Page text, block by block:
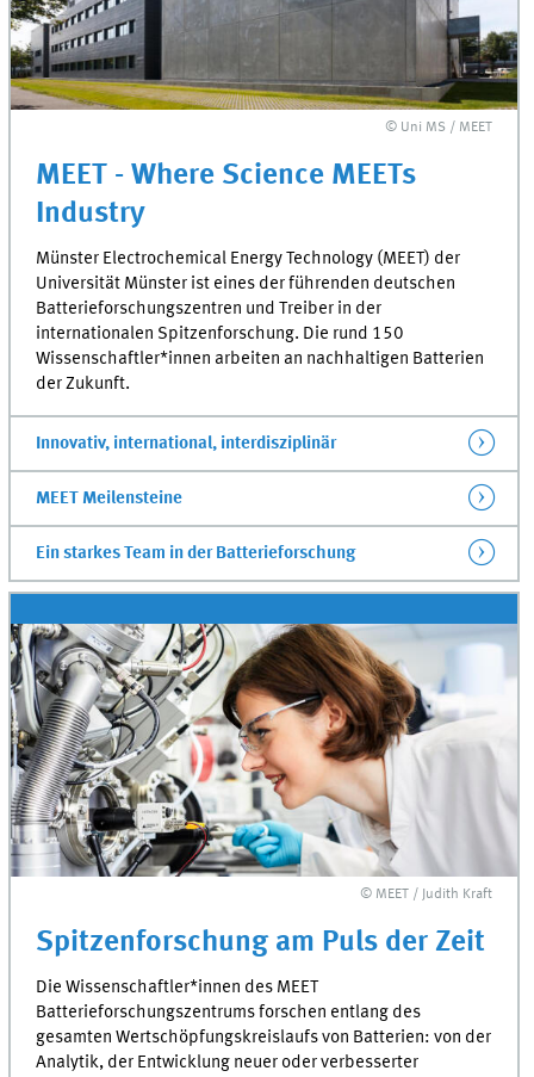
© Uni MS / MEET
MEET - Where Science MEETs
Industry
Münster Electrochemical Energy Technology (MEET) der
Universität Münster ist eines der führenden deutschen
Batterieforschungszentren und Treiber in der
internationalen Spitzenforschung. Die rund 150
Wissenschaftler*innen arbeiten an nachhaltigen Batterien
der Zukunft.
Innovativ, international, interdisziplinär
MEET Meilensteine
Ein starkes Team in der Batterieforschung
© MEET / Judith Kraft
Spitzenforschung am Puls der Zeit
Die Wissenschaftler*innen des MEET
Batterieforschungszentrums forschen entlang des
gesamten Wertschöpfungskreislaufs von Batterien: von der
Analytik, der Entwicklung neuer oder verbesserter